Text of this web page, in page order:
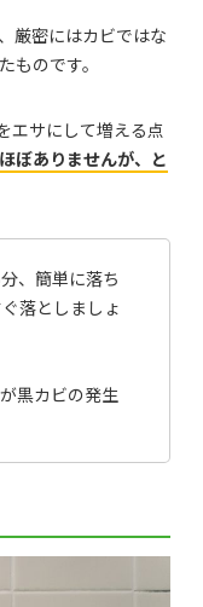
厳密にはカビではな
ものです。
エサにして増える点
ぼありませんが、と
、簡単に落ち
落としましょ
黒カビの発生